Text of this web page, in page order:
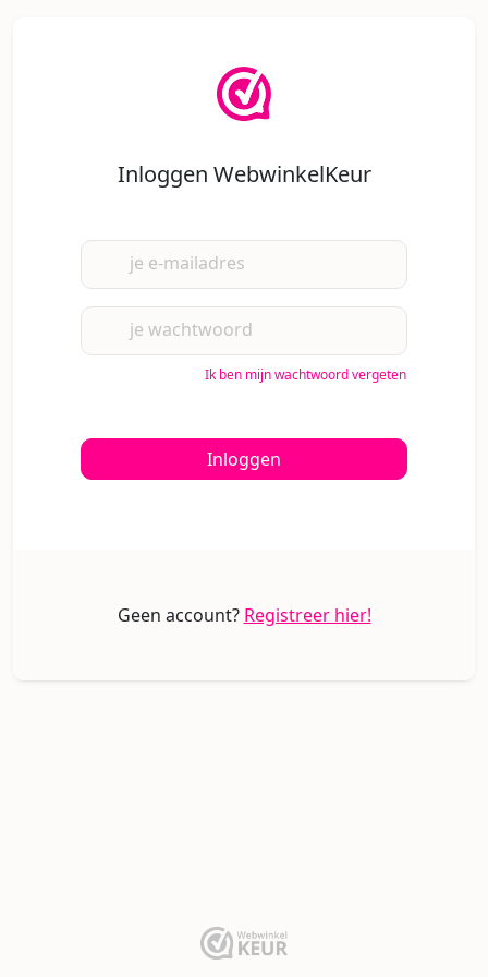
Inloggen WebwinkelKeur
je e-mailadres
je wachtwoord
Ik ben mijn wachtwoord vergeten
Inloggen
Geen account? Registreer hier!